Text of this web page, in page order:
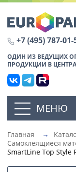
+7 (495) 787-01-
ОДИН ИЗ ВЕДУЩИХ
ПРОДУКЦИИ В
МЕНЮ
Главная →
Самоклеящиеся
SmartLine Top Style